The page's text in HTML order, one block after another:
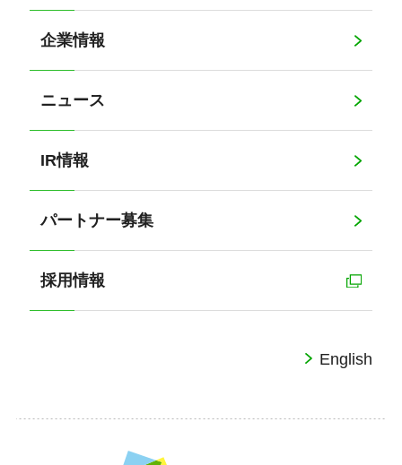
企業情報
ニュース
IR情報
パートナー募集
採用情報
English